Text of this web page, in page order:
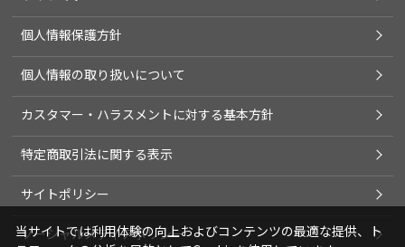
個人情報保護方針
個人情報の取り扱いについて
カスタマー・ハラスメントに対する基本方針
特定商取引法に関する表示
サイトポリシー
ソーシャルメディアポリシー
当サイトでは利用体験の向上およびコンテンツの最適な提供、ト